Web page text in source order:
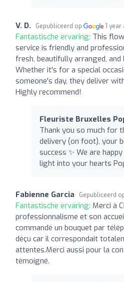
V. D. Gepubliceerd op 1 year
Fantastische ervaring: This
service is friendly and
fresh, beautifully arranged,
Whether it's for a special
someone's day, they deliver
Highly recommend!
Fleuriste Bruxelles
Thank you so much for
delivery (on foot), your
success ✨ We are
light into your hearts
Fabienne Garcia Gepubliceerd
Fantastische ervaring: Merci à
professionnalisme et son
commandé un bouquet par
déçu car il correspondait
attentes.Merci aussi pour la
témoigné.